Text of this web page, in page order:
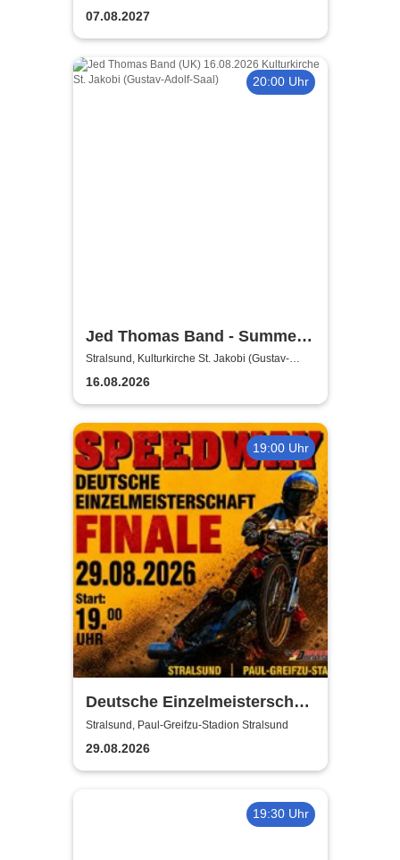
07.08.2027
20:00 Uhr
Jed Thomas Band - Summer
Tour 2026
Stralsund, Kulturkirche St. Jakobi (Gustav-
Adolf-Saal)
16.08.2026
19:00 Uhr
Deutsche Einzelmeisterschaft
Finale | MC Nordstern
Stralsund
Stralsund, Paul-Greifzu-Stadion Stralsund
29.08.2026
19:30 Uhr